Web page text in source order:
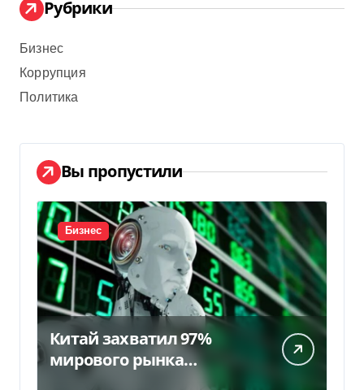
Рубрики
Бизнес
Коррупция
Политика
Вы пропустили
Бизнес
Китай захватил 97%
мирового рынка
гуманоидных роботов